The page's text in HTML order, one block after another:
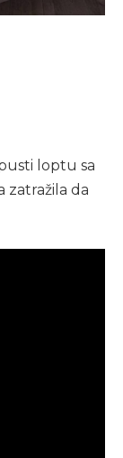
loptu sa
zatražila da